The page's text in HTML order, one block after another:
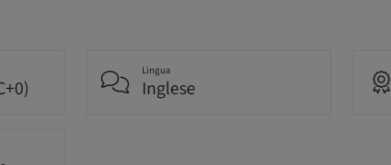
Lingua
Inglese